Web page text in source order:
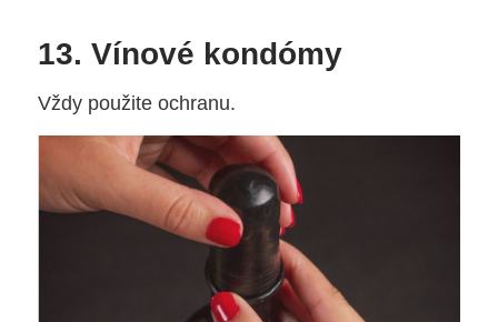
13. Vínové kondómy
Vždy použite ochranu.